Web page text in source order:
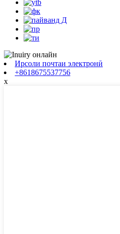
Ирсоли почтаи электронӣ
+8618675537756
x